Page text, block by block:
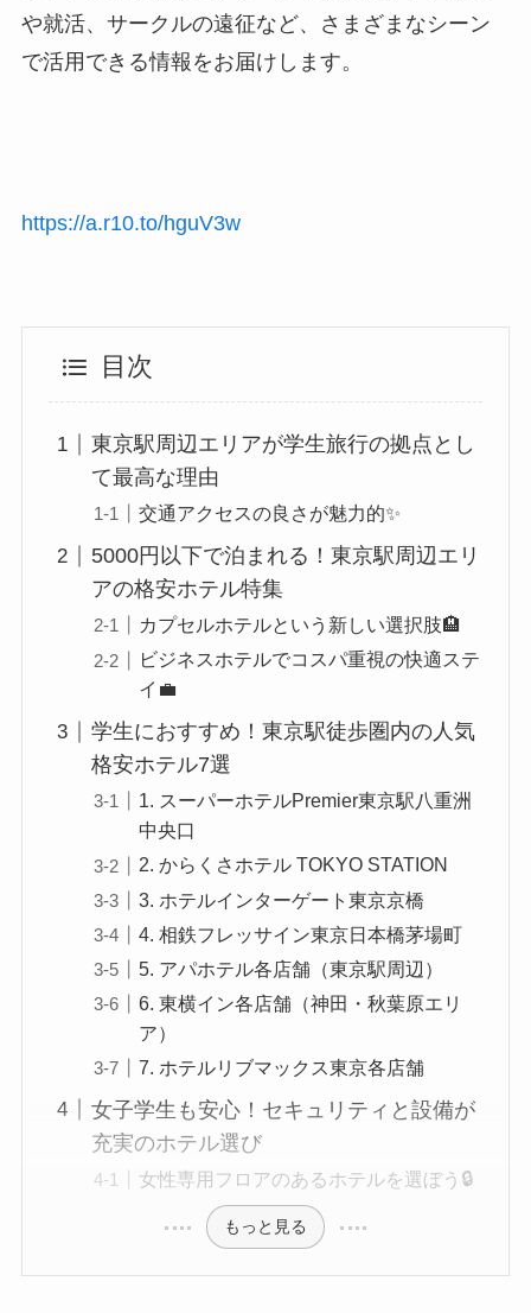
や就活、サークルの遠征など、さまざまなシーン
で活用できる情報をお届けします。
https://a.r10.to/hguV3w
目次
東京駅周辺エリアが学生旅行の拠点とし
て最高な理由
交通アクセスの良さが魅力的✨
5000円以下で泊まれる！東京駅周辺エリ
アの格安ホテル特集
カプセルホテルという新しい選択肢🏨
ビジネスホテルでコスパ重視の快適ステ
イ💼
学生におすすめ！東京駅徒歩圏内の人気
格安ホテル7選
1. スーパーホテルPremier東京駅八重洲
中央口
2. からくさホテル TOKYO STATION
3. ホテルインターゲート東京京橋
4. 相鉄フレッサイン東京日本橋茅場町
5. アパホテル各店舗（東京駅周辺）
6. 東横イン各店舗（神田・秋葉原エリ
ア）
7. ホテルリブマックス東京各店舗
女子学生も安心！セキュリティと設備が
充実のホテル選び
女性専用フロアのあるホテルを選ぼう🔒
もっと見る